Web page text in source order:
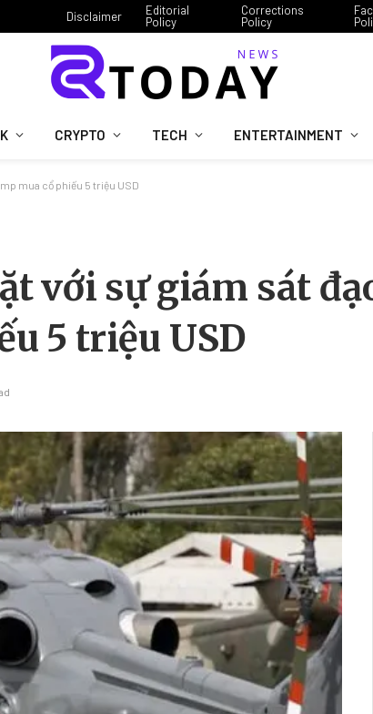
Disclaimer
Editorial
Policy
Corrections
Policy
CRYPTO TECH ENTERTAINMENT
mua cổ phiếu 5 triệu USD
với sự giám sát
5 triệu USD